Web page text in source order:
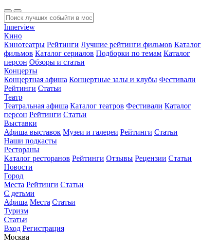
Innerview
Кино
Кинотеатры Рейтинги Лучшие рейтинги фильмов Каталог
фильмов Каталог сериалов Подборки по темам Каталог
персон Обзоры и статьи
Концерты
Концертная афиша Концертные залы и клубы Фестивали
Рейтинги Статьи
Театр
Театральная афиша Каталог театров Фестивали Каталог
персон Рейтинги Статьи
Выставки
Афиша выставок Музеи и галереи Рейтинги Статьи
Наши подкасты
Рестораны
Каталог ресторанов Рейтинги Отзывы Рецензии Статьи
Новости
Город
Места Рейтинги Статьи
С детьми
Афиша Места Статьи
Туризм
Статьи
Вход Регистрация
Москва